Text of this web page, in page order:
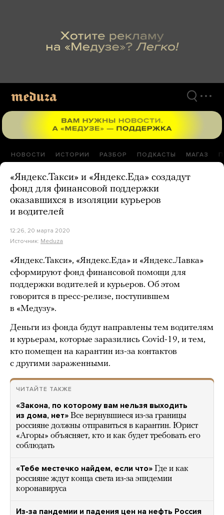
НОВОСТИ ИСТОРИИ РАЗБОР ПОДКАСТЫ МАГАЗ
«Яндекс.Такси» и «Яндекс.Еда» создадут
фонд для финансовой поддержки
оказавшихся в изоляции курьеров
и водителей
12:26, 20 марта 2020
Источник: Meduza
«Яндекс.Такси», «Яндекс.Еда» и «Яндекс.Лавка»
сформируют фонд финансовой помощи для
поддержки водителей и курьеров. Об этом
говорится в пресс-релизе, поступившем
в «Медузу».
Деньги из фонда будут направлены тем водителям
и курьерам, которые заразились Covid-19, и тем,
кто помещен на карантин из-за контактов
с другими зараженными.
ЧИТАЙТЕ ТАКЖЕ
«Закона, по которому вам нельзя выходить
из дома, нет» Все вернувшиеся из-за границы
россияне должны отправиться в карантин. Юрист
«Агоры» объясняет, кто и как будет требовать его
соблюдать
«Тебе местечко найдем, если что» Где и как
россияне ждут конца света из-за эпидемии
коронавируса
Из-за пандемии и падения цен на нефть Россия